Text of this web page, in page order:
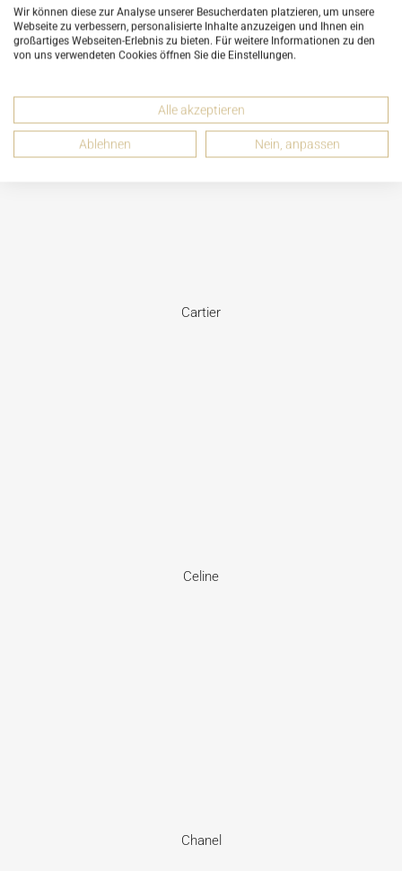
Burberry
Cartier
Celine
Chanel
Wir können diese zur Analyse unserer Besucherdaten platzieren, um unsere
Webseite zu verbessern, personalisierte Inhalte anzuzeigen und Ihnen ein
großartiges Webseiten-Erlebnis zu bieten. Für weitere Informationen zu den
von uns verwendeten Cookies öffnen Sie die Einstellungen.
Alle akzeptieren
Ablehnen Nein, anpassen